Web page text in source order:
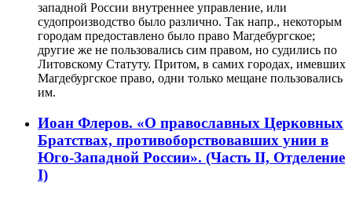
западной России внутреннее управление, или
судопроизводство было различно. Так напр., некоторым
городам предоставлено было право Магдебургское;
другие же не пользовались сим правом, но судились по
Литовскому Статуту. Притом, в самих городах, имевших
Магдебургское право, одни только мещане пользовались
им.
Иоан Флеров. «О православных Церковных
Братствах, противоборствовавших унии в
Юго-Западной России». (Часть II, Отделение
I)